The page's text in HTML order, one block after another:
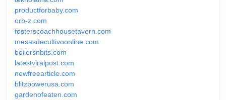
productforbaby.com
orb-z.com
fosterscoachhousetavern.com
mesasdecultivoonline.com
boilersnbits.com
latestviralpost.com
newfreearticle.com
blitzpowerusa.com
gardenofeaten.com